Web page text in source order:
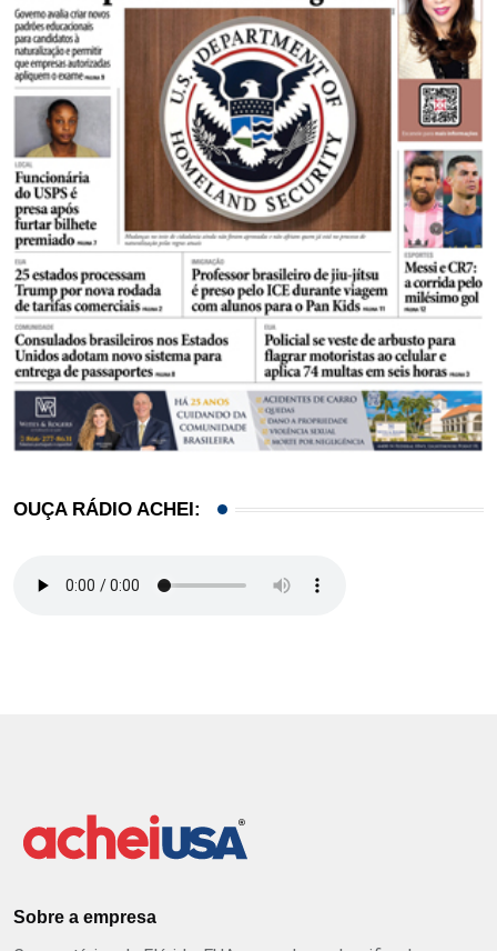
OUÇA RÁDIO ACHEI:
Sobre a empresa